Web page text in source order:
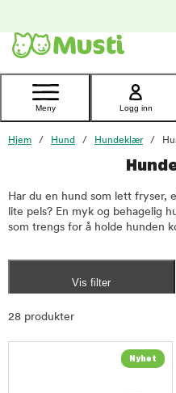
Kontakt
kundeservice
Meny Logg inn
Hjem Hund Hundeklær
Har du en hund som lett fryser,
lite pels? En myk og behagelig
som trengs for å holde hunden
Vis filter
28 produkter